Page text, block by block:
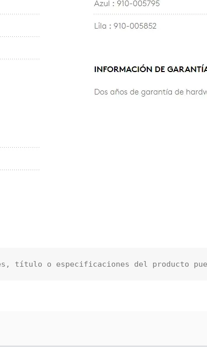
título o especificaciones del producto